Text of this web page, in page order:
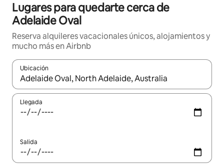
Lugares para quedarte cerca de
Adelaide Oval
Reserva alquileres vacacionales únicos, alojamientos y
mucho más en Airbnb
Ubicación
Cuando los resultados estén disponibles, navega con las
Llegada
Salida